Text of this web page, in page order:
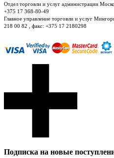
Отдел торговли и услуг администрации
+375 17 368-80-49
Главное управление торговли и услуг
218 00 82 , факс: +375 17 2180298
Подписка на новые